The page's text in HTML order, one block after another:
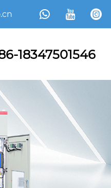
  
18347501546